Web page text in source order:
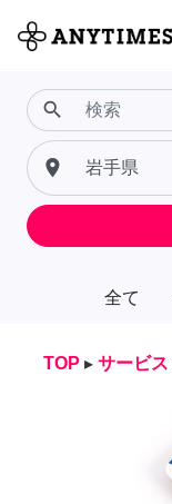
全て
search
place
TOP ▸ サービス